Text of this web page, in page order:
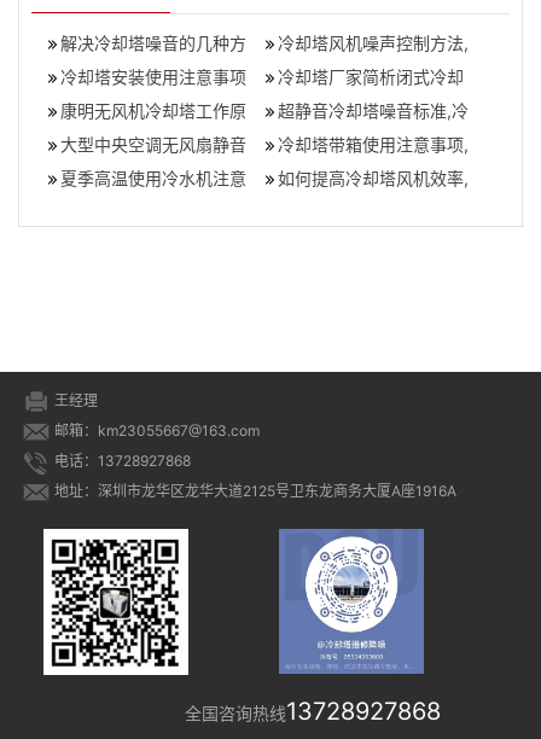
解决冷却塔噪音的几种方
法,冷却塔噪音治理工程
冷却塔风机噪声控制方法,
冷却塔风机噪音治理措施
冷却塔安装使用注意事项
（冷却塔安装方法及使用
知识）,冷却塔安
冷却塔厂家简析闭式冷却
塔噪声处理方案,菱科冷却
塔厂家
康明无风机冷却塔工作原
理,港康明冷却塔干什么的
超静音冷却塔噪音标准,冷
却塔噪音控制标准
大型中央空调无风扇静音
冷却塔,海信中央空调怎么
冷却塔带箱使用注意事项,
冷却塔皮带箱使用方法
夏季高温使用冷水机注意
如何提高冷却塔风机效率,
王经理
邮箱：km23055667@163.com
电话：13728927868
地址：深圳市龙华区龙华大道2125号卫东龙商务大厦A座1916A
全国咨询热线13728927868